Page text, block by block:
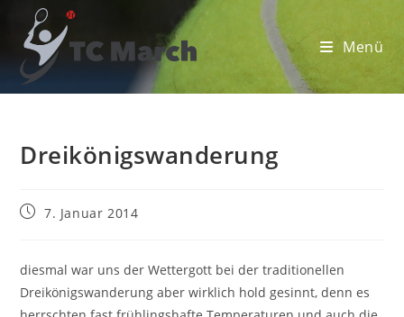
Inhalt
springen
Menü
Dreikönigswanderung
Beitrag7. Januar 2014
diesmal war uns der Wettergott bei der traditionellen
Dreikönigswanderung aber wirklich hold gesinnt, denn es